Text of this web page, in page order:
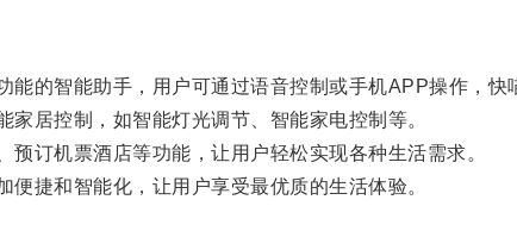
的智能助手，用户可通过语音控制或手机APP操作，快
居控制，如智能灯光调节、智能家电控制等。
订机票酒店等功能，让用户轻松实现各种生活需求。
捷和智能化，让用户享受最优质的生活体验。